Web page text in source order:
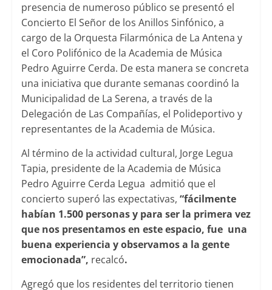
presencia de numeroso público se presentó el
Concierto El Señor de los Anillos Sinfónico, a
cargo de la Orquesta Filarmónica de La Antena y
el Coro Polifónico de la Academia de Música
Pedro Aguirre Cerda. De esta manera se concreta
una iniciativa que durante semanas coordinó la
Municipalidad de La Serena, a través de la
Delegación de Las Compañías, el Polideportivo y
representantes de la Academia de Música.
Al término de la actividad cultural, Jorge Legua
Tapia, presidente de la Academia de Música
Pedro Aguirre Cerda Legua admitió que el
concierto superó las expectativas, “fácilmente
habían 1.500 personas y para ser la primera vez
que nos presentamos en este espacio, fue una
buena experiencia y observamos a la gente
emocionada”, recalcó.
Agregó que los residentes del territorio tienen